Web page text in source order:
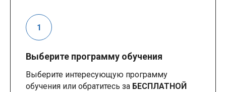
Выберите программу обучения
Выберите интересующую программу
обучения или обратитесь за БЕСПЛАТНОЙ